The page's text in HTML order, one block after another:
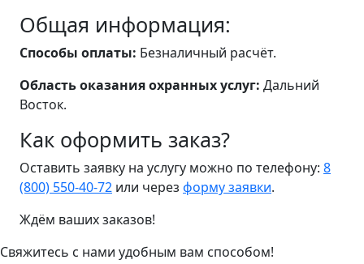
Общая информация:
Способы оплаты: Безналичный расчёт.
Область оказания охранных услуг: Дальний
Восток.
Как оформить заказ?
Оставить заявку на услугу можно по телефону: 8
(800) 550-40-72 или через форму заявки.
Ждём ваших заказов!
Свяжитесь с нами удобным вам способом!